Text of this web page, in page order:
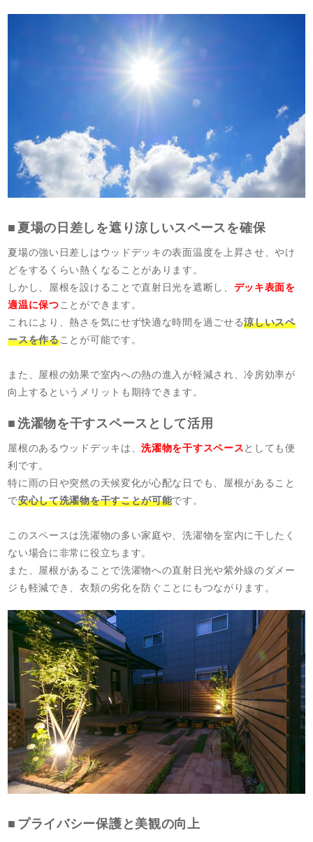
夏場の日差しを遮り涼しいスペースを確保
夏場の強い日差しはウッドデッキの表面温度を上昇させ、やけ
どをするくらい熱くなることがあります。
しかし、屋根を設けることで直射日光を遮断し、 デッキ表面を
適温に保つことができます。
これにより、熱さを気にせず快適な時間を過ごせる涼しいスペ
ースを作ることが可能です。
また、屋根の効果で室内への熱の進入が軽減され、冷房効率が
向上するというメリットも期待できます。
洗濯物を干すスペースとして活用
屋根のあるウッドデッキは、洗濯物を干すスペースとしても便
利です。
特に雨の日や突然の天候変化が心配な日でも、屋根があること
で安心して洗濯物を干すことが可能です。
このスペースは洗濯物の多い家庭や、洗濯物を室内に干したく
ない場合に非常に役立ちます。
また、屋根があることで洗濯物への直射日光や紫外線のダメー
ジも軽減でき、衣類の劣化を防ぐことにもつながります。
プライバシー保護と美観の向上